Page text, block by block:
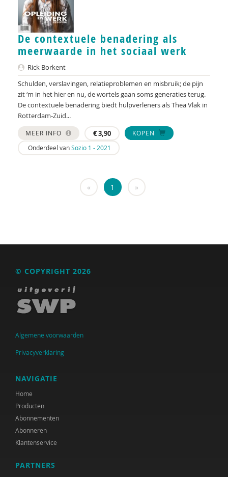
Jeugdautoriteit (JA)
Nederlandse Vereniging voor Obstetrie &
Gynaecologie (NVOG)
Henk A. Becker
Anja van der Aa
Tessa Aalst
Pauline Aarten
Sandrine Aarts
Marja Aartsen
Yvonne Aartsen
Manja Abrahams
Kanta Adhin
Alma Akkerman
Marga Akkerman
Catelijne Akkermans
Cees Al
Channa Al
De contextuele benadering als
meerwaarde in het sociaal werk
Rick Borkent
Schulden, verslavingen, relatieproblemen en misbruik; de pijn
zit ‘m in het hier en nu, de wortels gaan soms generaties terug.
De contextuele benadering biedt hulpverleners als Thea Vlak in
Rotterdam-Zuid...
MEER INFO €3,90
KOPEN
Onderdeel vanSozio 1 - 2021
« 1 »
© COPYRIGHT 2026
Algemene voorwaarden
Privacyverklaring
NAVIGATIE
Home
Producten
Abonnementen
Abonneren
Klantenservice
PARTNERS